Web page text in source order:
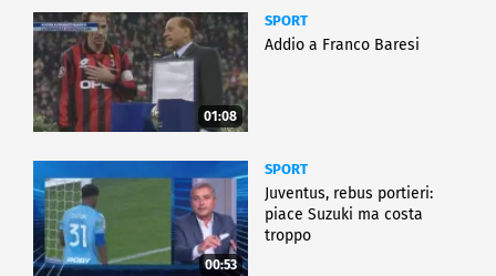
01:08
SPORT
Addio a Franco Baresi
00:53
SPORT
Juventus, rebus portieri:
piace Suzuki ma costa
troppo